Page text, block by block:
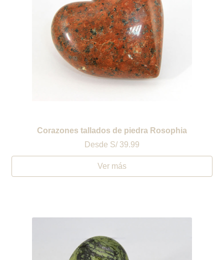
Corazones tallados de piedra Rosophia
Desde S/ 39.99
Ver más